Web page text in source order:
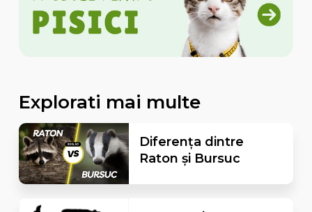
Explorati mai multe
Diferența dintre
Raton și Bursuc